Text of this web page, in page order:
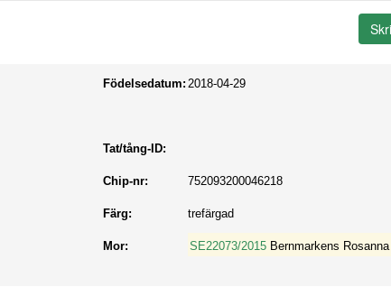
Födelsedatum: 2018-04-29
Tat/tång-ID:
Chip-nr: 752093200046218
Färg: trefärgad
Mor: SE22073/2015 Bernmarkens Rosanna